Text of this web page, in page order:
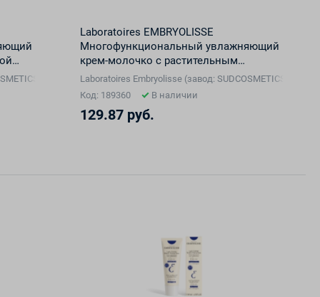
Франция), Франция
Laboratoires EMBRYOLISSE
Многофункциональный увлажняющий
крем-молочко с растительным
ретинолом, 75 мл
Laboratoires Embryolisse (завод: SUDCOSMETICS,
Код: 189360
В наличии
129.87 руб.